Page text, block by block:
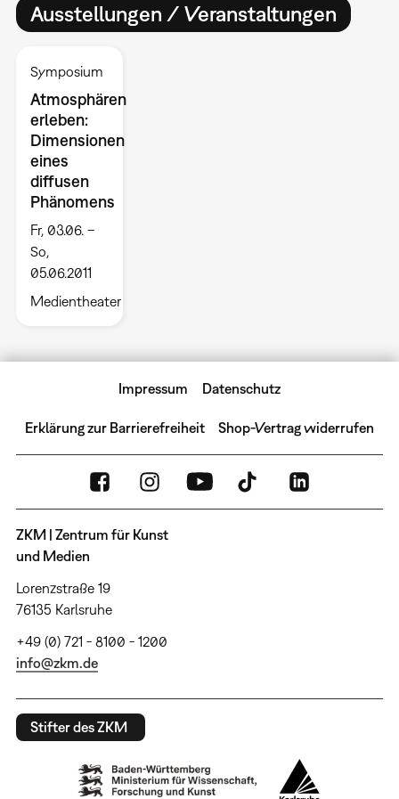
Ausstellungen / Veranstaltungen
Symposium
Atmosphären
erleben:
Dimensionen
eines
diffusen
Phänomens
Fr, 03.06. –
So,
05.06.2011
Medientheater
Impressum Datenschutz
Erklärung zur Barrierefreiheit Shop-Vertrag widerrufen
ZKM | Zentrum für Kunst
und Medien
Lorenzstraße 19
76135 Karlsruhe
+49 (0) 721 - 8100 - 1200
info@zkm.de
Stifter des ZKM